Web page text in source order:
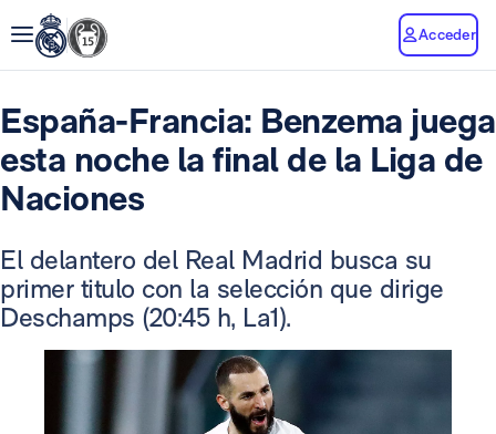
Acceder
España-Francia: Benzema juega
esta noche la final de la Liga de
Naciones
El delantero del Real Madrid busca su
primer titulo con la selección que dirige
Deschamps (20:45 h, La1).